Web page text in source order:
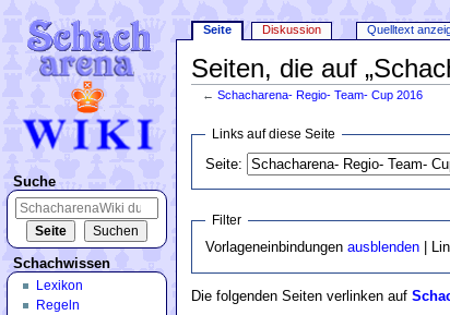
Seiten, die auf
←Schacharena- Regio- Team- Cup 2016
Links auf diese Seite
Seite:
Filter
Vorlageneinbindungenausblenden |
Die folgenden Seiten verlinken auf
Seite Diskussion Quelltext
Suche
Schachwissen
Lexikon
Regeln